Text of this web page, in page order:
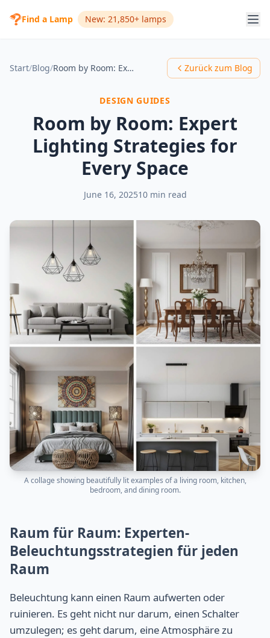
Find a Lamp New: 21,850+ lamps
Start/Blog/ Room by Room: Expert Lighting Strategies for Every Space Zurück zum Blog
DESIGN GUIDES
Room by Room: Expert
Lighting Strategies for
Every Space
June 16, 202510 min read
A collage showing beautifully lit examples of a living room, kitchen,
bedroom, and dining room.
Raum für Raum: Experten-
Beleuchtungsstrategien für jeden
Raum
Beleuchtung kann einen Raum aufwerten oder
ruinieren. Es geht nicht nur darum, einen Schalter
umzulegen; es geht darum, eine Atmosphäre zu